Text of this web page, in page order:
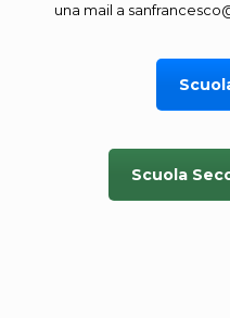
una mail a
Scuola